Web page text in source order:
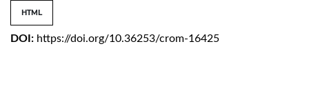
HTML
DOI: https://doi.org/10.36253/crom-16425